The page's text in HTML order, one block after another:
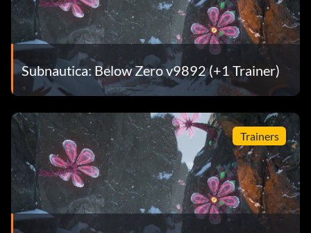
grandreef
Dünen
Berge
deepgrand
bloodkelp
Unterinseln
Subnautica: Below Zero v9892 (+1 Trainer)
Trainers